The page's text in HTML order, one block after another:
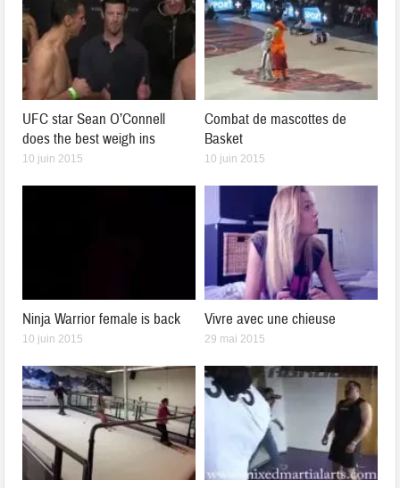
UFC star Sean O’Connell
does the best weigh ins
10 juin 2015
Combat de mascottes de
Basket
10 juin 2015
Ninja Warrior female is back
10 juin 2015
Vivre avec une chieuse
29 mai 2015